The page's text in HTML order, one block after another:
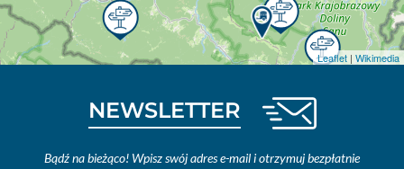
Leaflet | Wikimedia
NEWSLETTER
Bądź na bieżąco! Wpisz swój adres e-mail i otrzymuj bezpłatnie